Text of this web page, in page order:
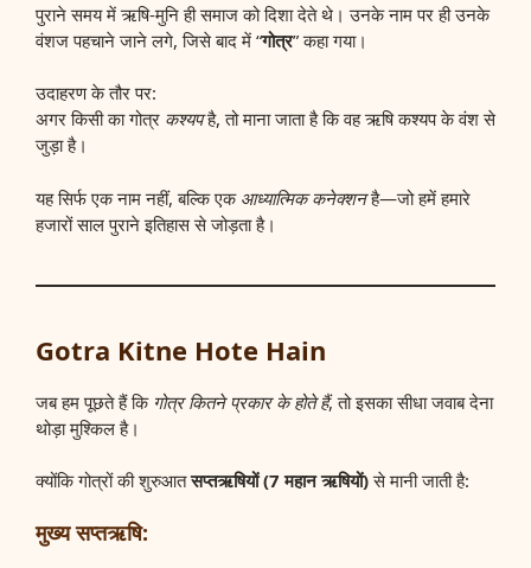
पुराने समय में ऋषि-मुनि ही समाज को दिशा देते थे। उनके नाम पर ही उनके
वंशज पहचाने जाने लगे, जिसे बाद में “गोत्र” कहा गया।
उदाहरण के तौर पर:
अगर किसी का गोत्र कश्यपहै, तो माना जाता है कि वह ऋषि कश्यप के वंश से
जुड़ा है।
यह सिर्फ एक नाम नहीं, बल्कि एक आध्यात्मिक कनेक्शनहै—जो हमें हमारे
हजारों साल पुराने इतिहास से जोड़ता है।
Gotra Kitne Hote Hain
जब हम पूछते हैं कि गोत्र कितने प्रकार के होते हैं, तो इसका सीधा जवाब देना
थोड़ा मुश्किल है।
क्योंकि गोत्रों की शुरुआतसप्तऋषियों (7 महान ऋषियों)से मानी जाती है:
मुख्य सप्तऋषि: